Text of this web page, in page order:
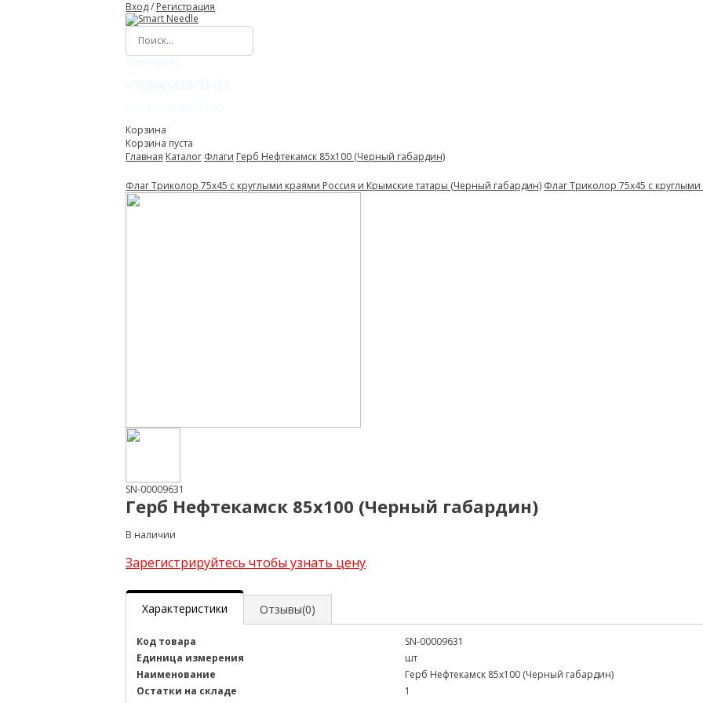
Вход/ Регистрация
Корзина
Корзина пуста
Главная Каталог Флаги Герб Нефтекамск 85х100 (Черный габардин)
Флаг Триколор 75х45 с круглыми краями Россия и Крымские татары (Черный габардин) Флаг Триколор 75х45 с
SN-00009631
Герб Нефтекамск 85х100 (Черный габардин)
В наличии
Зарегистрируйтесь чтобы узнать цену.
Характеристики Отзывы(0)
Код товара
SN-00009631
Единица измерения
шт
Наименование
Герб Нефтекамск 85х100 (Черный габардин)
Остатки на складе
1